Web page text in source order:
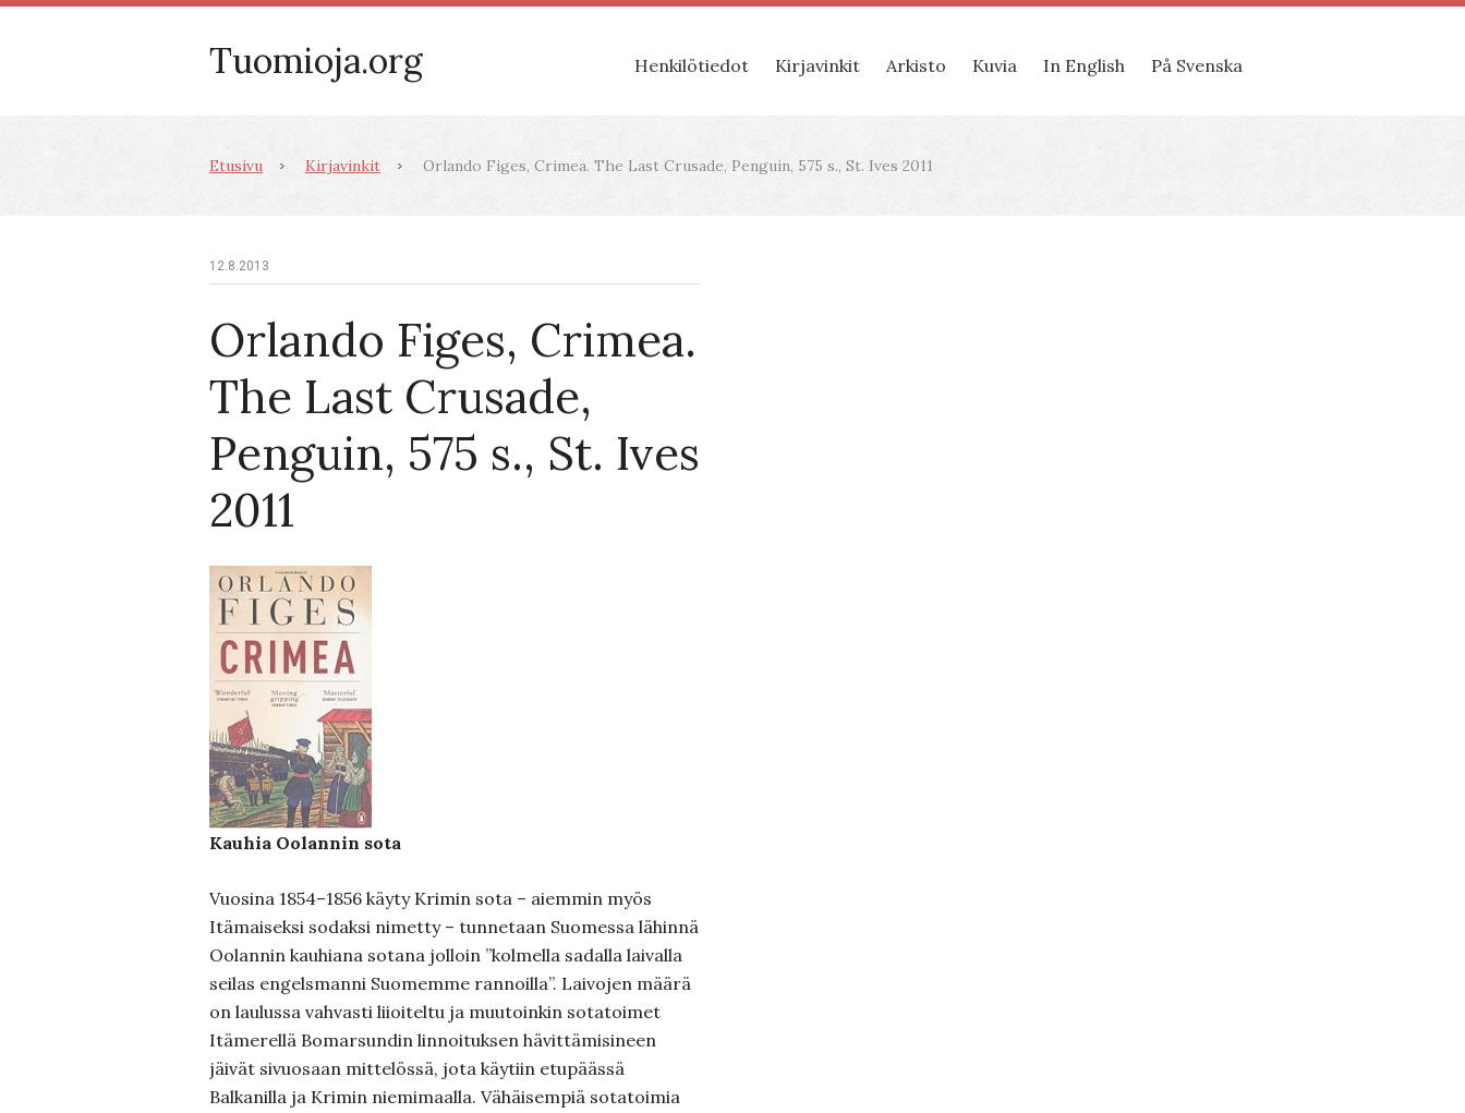
Tuomioja.org Henkilötiedot Kirjavinkit Arkisto Kuvia In English På Svenska
Etusivu Kirjavinkit Orlando Figes, Crimea. The Last Crusade, Penguin, 575 s., St. Ives 2011
12.8.2013
Orlando Figes, Crimea.
The Last Crusade,
Penguin, 575 s., St. Ives
2011
Kauhia Oolannin sota
Vuosina 1854–1856 käyty Krimin sota – aiemmin myös
Itämaiseksi sodaksi nimetty – tunnetaan Suomessa lähinnä
Oolannin kauhiana sotana jolloin ”kolmella sadalla laivalla
seilas engelsmanni Suomemme rannoilla”. Laivojen määrä
on laulussa vahvasti liioiteltu ja muutoinkin sotatoimet
Itämerellä Bomarsundin linnoituksen hävittämisineen
jäivät sivuosaan mittelössä, jota käytiin etupäässä
Balkanilla ja Krimin niemimaalla. Vähäisempiä sotatoimia